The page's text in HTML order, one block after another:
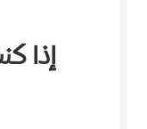
إذا